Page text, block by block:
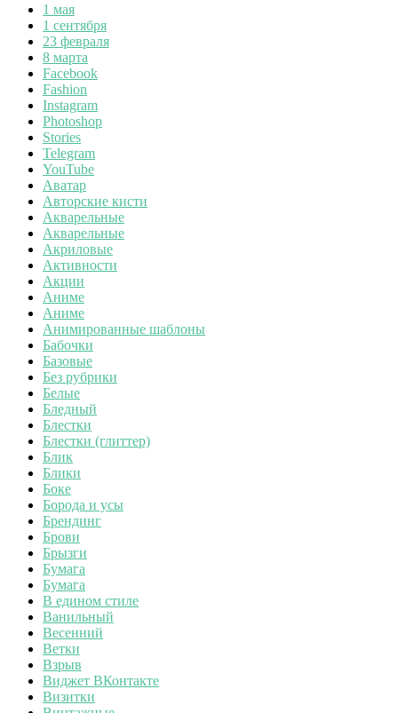
1 мая
1 сентября
23 февраля
8 марта
Facebook
Fashion
Instagram
Photoshop
Stories
Telegram
YouTube
Аватар
Авторские кисти
Акварельные
Акварельные
Акриловые
Активности
Акции
Аниме
Аниме
Анимированные шаблоны
Бабочки
Базовые
Без рубрики
Белые
Бледный
Блестки
Блестки (глиттер)
Блик
Блики
Боке
Борода и усы
Брендинг
Брови
Брызги
Бумага
Бумага
В едином стиле
Ванильный
Весенний
Ветки
Взрыв
Виджет ВКонтакте
Визитки